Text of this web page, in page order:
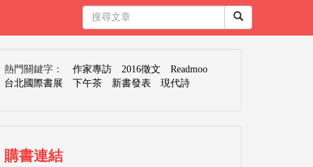
熱門關鍵字： 作家專訪 2016徵文
Readmoo
台北國際書展
下午茶 新書發表 現代詩
購書連結